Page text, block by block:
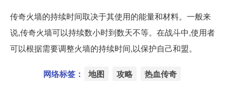
传奇火墙的持续时间取决于其使用的能量和材料。一般来
说,传奇火墙可以持续数小时到数天不等。在战斗中,使用者
可以根据需要调整火墙的持续时间,以保护自己和盟。
网络标签： 地图 攻略 热血传奇